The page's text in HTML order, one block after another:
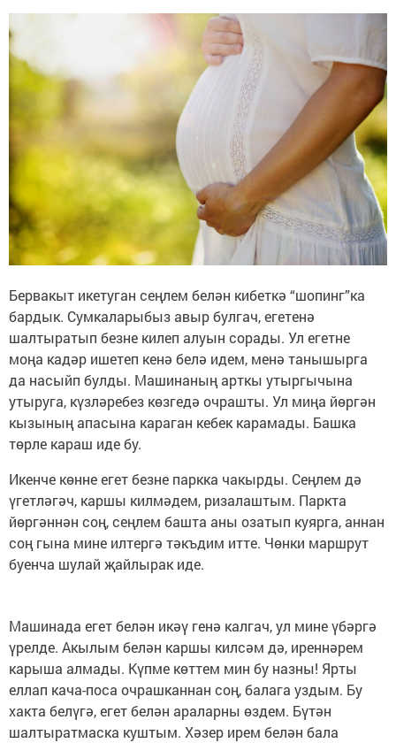
Бервакыт икетуган сеңлем белән кибеткә “шопинг”ка
бардык. Сумкаларыбыз авыр булгач, егетенә
шалтыратып безне килеп алуын сорады. Ул егетне
моңа кадәр ишетеп кенә белә идем, менә танышырга
да насыйп булды. Машинаның арткы утыргычына
утыруга, күзләребез көзгедә очрашты. Ул миңа йөргән
кызының апасына караган кебек карамады. Башка
төрле караш иде бу.
Икенче көнне егет безне паркка чакырды. Сеңлем дә
үгетләгәч, каршы килмәдем, ризалаштым. Паркта
йөргәннән соң, сеңлем башта аны озатып куярга, аннан
соң гына мине илтергә тәкъдим итте. Чөнки маршрут
буенча шулай җайлырак иде.
Машинада егет белән икәү генә калгач, ул мине үбәргә
үрелде. Акылым белән каршы килсәм дә, иреннәрем
карыша алмады. Күпме көттем мин бу назны! Ярты
еллап кача-поса очрашканнан соң, балага уздым. Бу
хакта белүгә, егет белән араларны өздем. Бүтән
шалтыратмаска куштым. Хәзер ирем белән бала